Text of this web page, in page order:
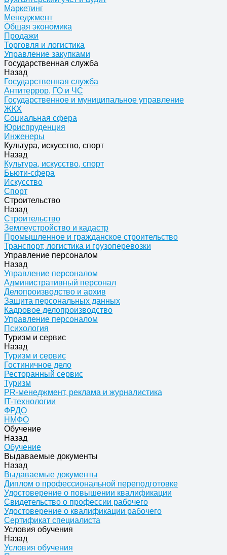
Маркетинг
Менеджмент
Общая экономика
Продажи
Торговля и логистика
Управление закупками
Государственная служба
Назад
Государственная служба
Антитеррор, ГО и ЧС
Государственное и муниципальное управление
ЖКХ
Социальная сфера
Юриспруденция
Инженеры
Культура, искусство, спорт
Назад
Культура, искусство, спорт
Бьюти-сфера
Искусство
Спорт
Строительство
Назад
Строительство
Землеустройство и кадастр
Промышленное и гражданское строительство
Транспорт, логистика и грузоперевозки
Управление персоналом
Назад
Управление персоналом
Административный персонал
Делопроизводство и архив
Защита персональных данных
Кадровое делопроизводство
Управление персоналом
Психология
Туризм и сервис
Назад
Туризм и сервис
Гостиничное дело
Ресторанный сервис
Туризм
PR-менеджмент, реклама и журналистика
IT-технологии
ФРДО
НМФО
Обучение
Назад
Обучение
Выдаваемые документы
Назад
Выдаваемые документы
Диплом о профессиональной переподготовке
Удостоверение о повышении квалификации
Свидетельство о профессии рабочего
Удостоверение о квалификации рабочего
Сертификат специалиста
Условия обучения
Назад
Условия обучения